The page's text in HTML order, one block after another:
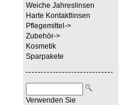
Weiche Jahreslinsen
Harte Kontaktlinsen
Pflegemittel->
Zubehör->
Kosmetik
Sparpakete
Verwenden Sie